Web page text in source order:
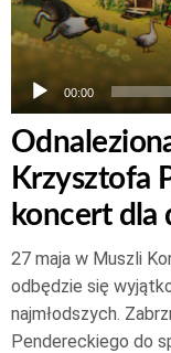
00:00
Krzysztofa
koncert dla
27 maja w Muszli
odbędzie się
najmłodszych.
Pendereckiego do